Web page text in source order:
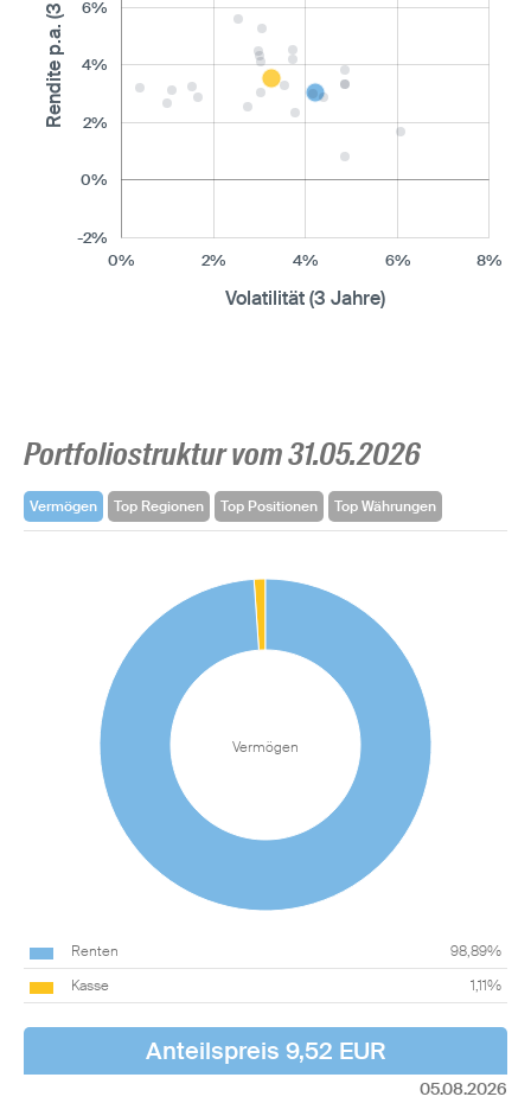
0% 2% 4% 6% 8%
Volatilität (3 Jahre)
-2%
0%
2%
4%
6%
Portfoliostruktur vom 31.05.2026
Vermögen Top Regionen Top Positionen Top Währungen
Vermögen
Renten
98,89%
Kasse
1,11%
Anteilspreis 9,52 EUR
05.08.2026